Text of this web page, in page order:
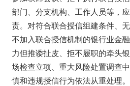
部门、分支机构、工作人员等，
责。对符合联合授信组建条件、
不加入联合授信机制的银行业金
力但推诿扯皮、拒不履职的牵头
场检查立项、重大风险处置调查
慎和违规授信行为依法从重处理